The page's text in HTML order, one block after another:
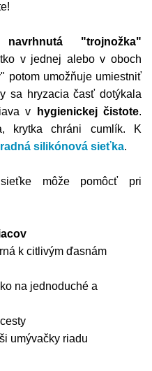
navrhnutá "trojnožka"
v jednej alebo v oboch
potom umožňuje umiestniť
sa hryzacia časť dotýkala
v
hygienickej čistote.
krytka chráni cumlík. K
silikónová sieťka.
môže pomôcť pri
k citlivým ďasnám
na jednoduché a
umývačky riadu